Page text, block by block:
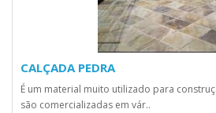
CALÇADA PEDRA
É um material muito utilizado para
são comercializadas em vár..